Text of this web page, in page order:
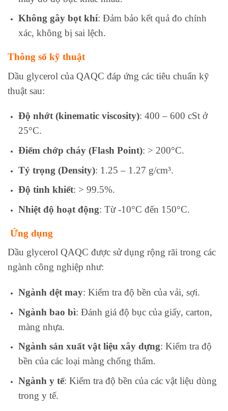
Không gây bọt khí: Đảm bảo kết quả đo chính
xác, không bị sai lệch.
Thông số kỹ thuật
Dầu glycerol của QAQC đáp ứng các tiêu chuẩn kỹ
thuật sau:
Độ nhớt (kinematic viscosity): 400 – 600 cSt ở
25°C.
Điểm chớp cháy (Flash Point): > 200°C.
Tỷ trọng (Density): 1.25 – 1.27 g/cm³.
Độ tinh khiết: > 99.5%.
Nhiệt độ hoạt động: Từ -10°C đến 150°C.
Ứng dụng
Dầu glycerol QAQC được sử dụng rộng rãi trong các
ngành công nghiệp như:
Ngành dệt may: Kiểm tra độ bền của vải, sợi.
Ngành bao bì: Đánh giá độ bục của giấy, carton,
màng nhựa.
Ngành sản xuất vật liệu xây dựng: Kiểm tra độ
bền của các loại màng chống thấm.
Ngành y tế: Kiểm tra độ bền của các vật liệu dùng
trong y tế.